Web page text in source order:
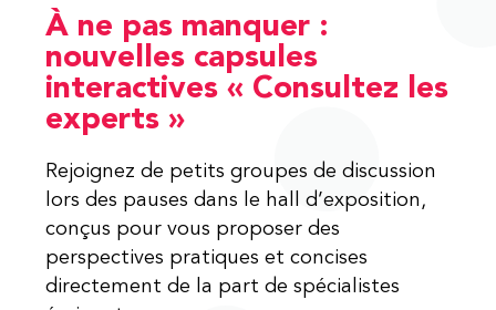
À ne pas manquer :
nouvelles capsules
interactives « Consultez les
experts »
Rejoignez de petits groupes de discussion
lors des pauses dans le hall d’exposition,
conçus pour vous proposer des
perspectives pratiques et concises
directement de la part de spécialistes